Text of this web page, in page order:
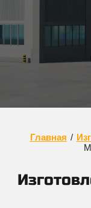
Главная /